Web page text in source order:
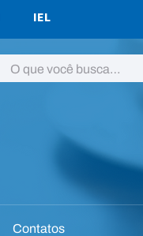
IEL
Contatos